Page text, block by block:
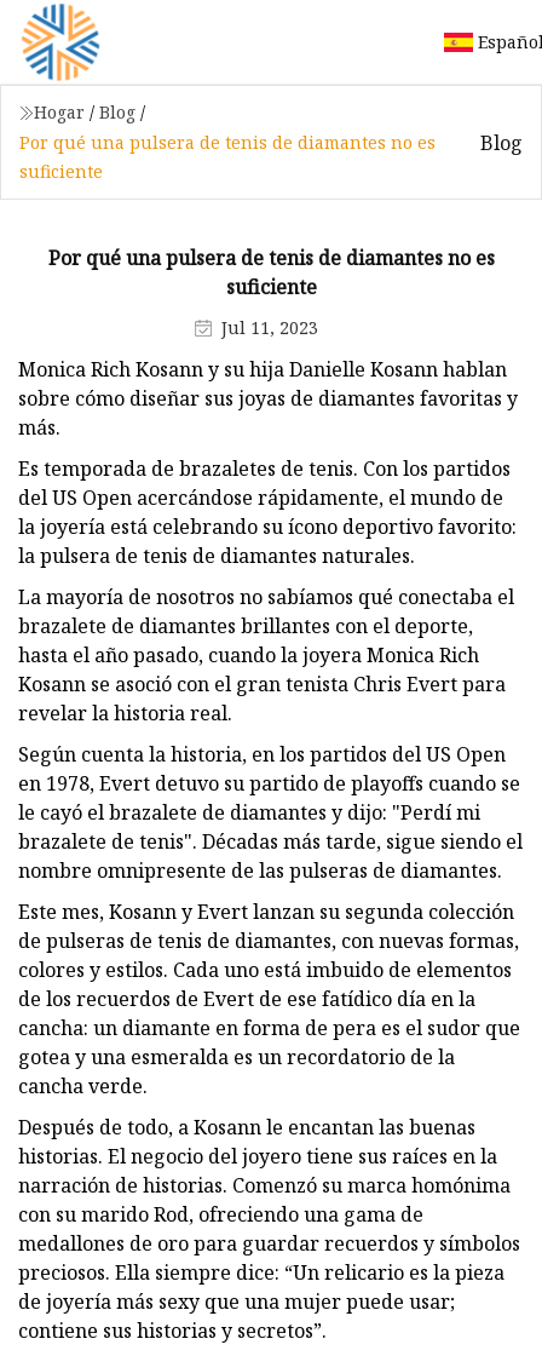
Hogar / Blog /
Por qué una pulsera de tenis de diamantes no es
suficiente
Blog
Por qué una pulsera de tenis de diamantes no es
suficiente
Jul 11, 2023
Monica Rich Kosann y su hija Danielle Kosann hablan
sobre cómo diseñar sus joyas de diamantes favoritas y
más.
Es temporada de brazaletes de tenis. Con los partidos
del US Open acercándose rápidamente, el mundo de
la joyería está celebrando su ícono deportivo favorito:
la pulsera de tenis de diamantes naturales.
La mayoría de nosotros no sabíamos qué conectaba el
brazalete de diamantes brillantes con el deporte,
hasta el año pasado, cuando la joyera Monica Rich
Kosann se asoció con el gran tenista Chris Evert para
revelar la historia real.
Según cuenta la historia, en los partidos del US Open
en 1978, Evert detuvo su partido de playoffs cuando se
le cayó el brazalete de diamantes y dijo: "Perdí mi
brazalete de tenis". Décadas más tarde, sigue siendo el
nombre omnipresente de las pulseras de diamantes.
Este mes, Kosann y Evert lanzan su segunda colección
de pulseras de tenis de diamantes, con nuevas formas,
colores y estilos. Cada uno está imbuido de elementos
de los recuerdos de Evert de ese fatídico día en la
cancha: un diamante en forma de pera es el sudor que
gotea y una esmeralda es un recordatorio de la
cancha verde.
Después de todo, a Kosann le encantan las buenas
historias. El negocio del joyero tiene sus raíces en la
narración de historias. Comenzó su marca homónima
con su marido Rod, ofreciendo una gama de
medallones de oro para guardar recuerdos y símbolos
preciosos. Ella siempre dice: “Un relicario es la pieza
de joyería más sexy que una mujer puede usar;
contiene sus historias y secretos”.